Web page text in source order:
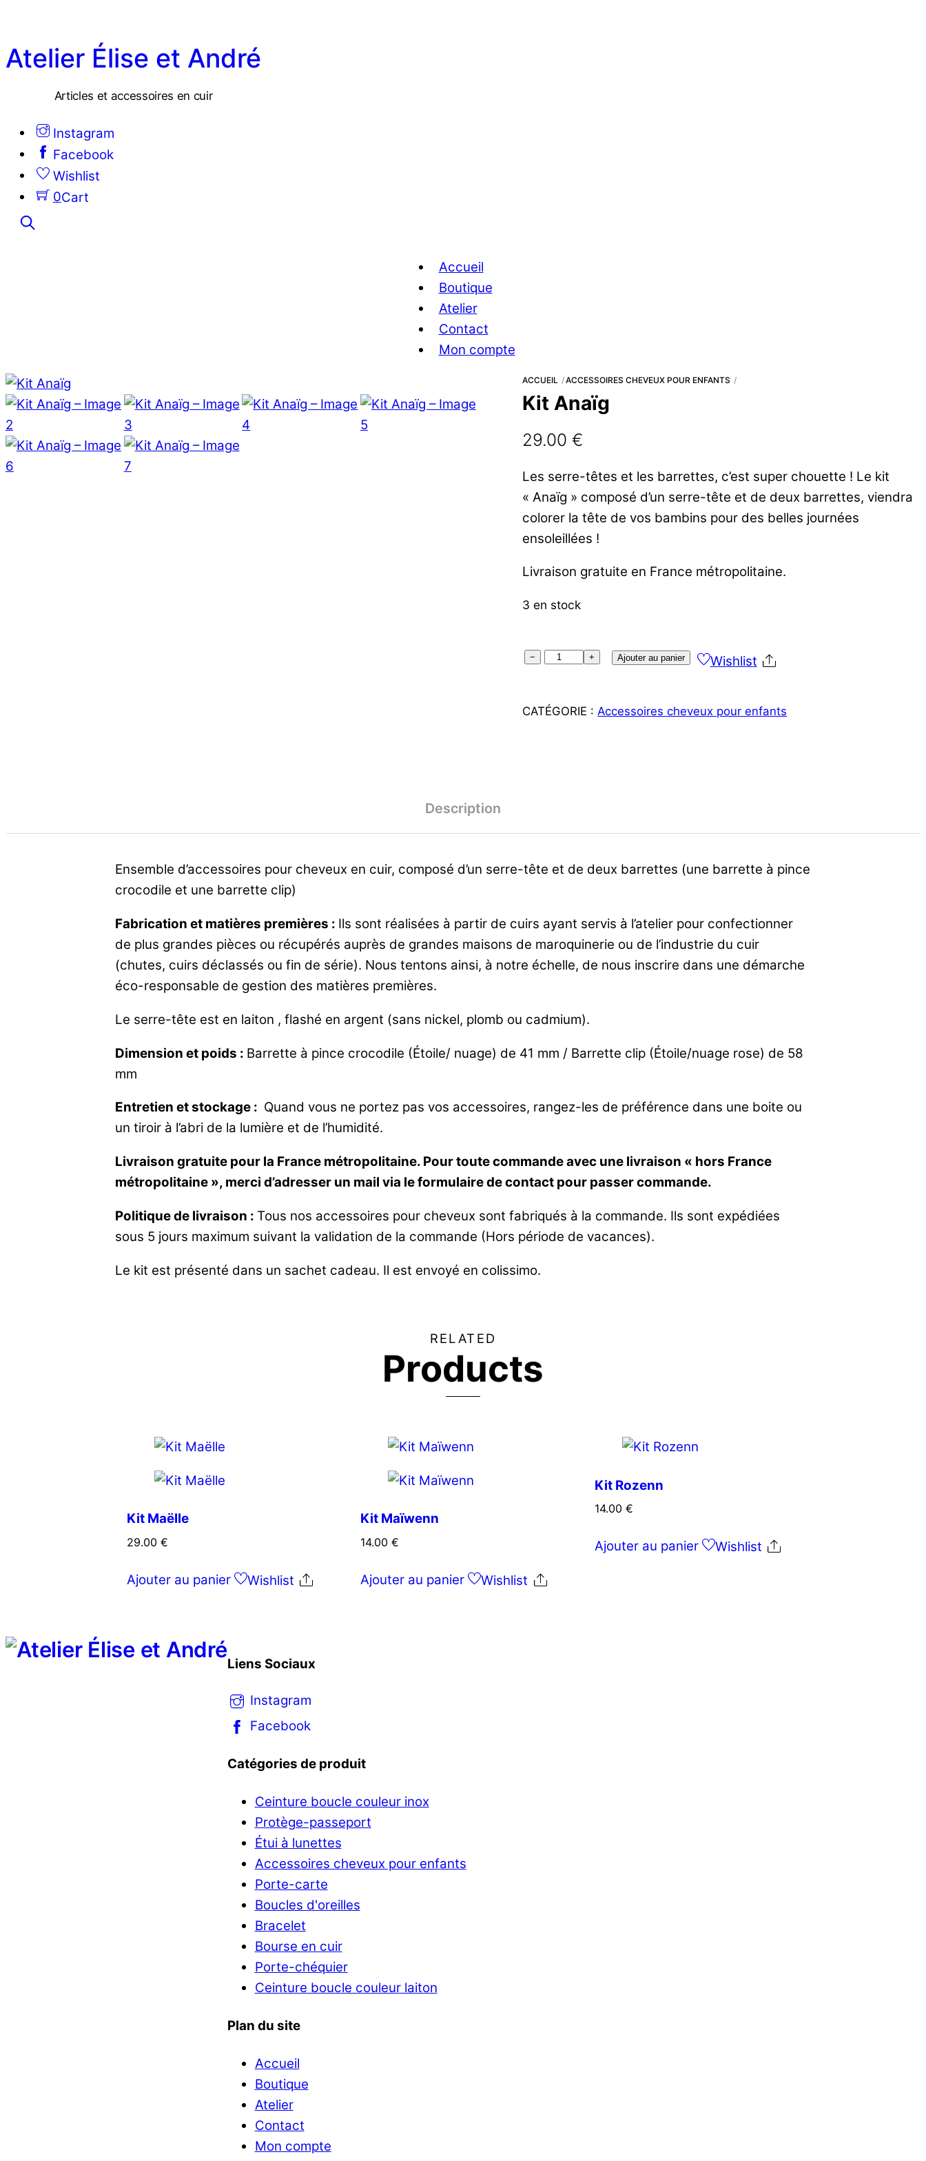
content
Atelier Élise et André
Articles et accessoires en cuir
Instagram
Facebook
Wishlist
0Cart
Accueil
Boutique
Atelier
Contact
Mon compte
ACCUEIL ACCESSOIRES CHEVEUX POUR ENFANTS
Kit Anaïg
29.00€
Les serre-têtes et les barrettes, c’est super chouette ! Le kit
« Anaïg » composé d’un serre-tête et de deux barrettes, viendra
colorer la tête de vos bambins pour des belles journées
ensoleillées !
Livraison gratuite en France métropolitaine.
3 en stock
−
quantité
Anaïg
+ Ajouter au panier Wishlist Share
CATÉGORIE :Accessoires cheveux pour enfants
Description
Ensemble d’accessoires pour cheveux en cuir, composé d’un serre-tête et de deux barrettes (une barrette à pince
crocodile et une barrette clip)
Fabrication et matières premières : Ils sont réalisées à partir de cuirs ayant servis à l’atelier pour confectionner
de plus grandes pièces ou récupérés auprès de grandes maisons de maroquinerie ou de l’industrie du cuir
(chutes, cuirs déclassés ou fin de série). Nous tentons ainsi, à notre échelle, de nous inscrire dans une démarche
éco-responsable de gestion des matières premières.
Le serre-tête est en laiton , flashé en argent (sans nickel, plomb ou cadmium).
Dimension et poids : Barrette à pince crocodile (Étoile/ nuage) de 41 mm / Barrette clip (Étoile/nuage rose) de 58
mm
Entretien et stockage : Quand vous ne portez pas vos accessoires, rangez-les de préférence dans une boite ou
un tiroir à l’abri de la lumière et de l’humidité.
Livraison gratuite pour la France métropolitaine. Pour toute commande avec une livraison « hors France
métropolitaine », merci d’adresser un mail via le formulaire de contact pour passer commande.
Politique de livraison : Tous nos accessoires pour cheveux sont fabriqués à la commande. Ils sont expédiées
sous 5 jours maximum suivant la validation de la commande (Hors période de vacances).
Le kit est présenté dans un sachet cadeau. Il est envoyé en colissimo.
RELATED
Products
Kit Maëlle
29.00 €
Ajouter au panier Wishlist Share
Kit Maïwenn
14.00€
Ajouter au panier Wishlist Share
Kit Rozenn
14.00€
Ajouter au panier Wishlist Share
Liens Sociaux
Instagram
Facebook
Catégories de produit
Ceinture boucle couleur inox
Protège-passeport
Étui à lunettes
Accessoires cheveux pour enfants
Porte-carte
Boucles d'oreilles
Bracelet
Bourse en cuir
Porte-chéquier
Ceinture boucle couleur laiton
Plan du site
Accueil
Boutique
Atelier
Contact
Mon compte